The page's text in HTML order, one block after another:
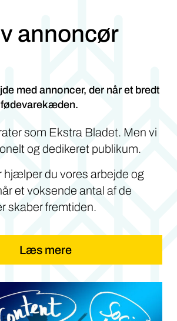
annoncør
med annoncer, der når et bredt
som Ekstra Bladet. Men vi
og dedikeret publikum.
hjælper du vores arbejde og
et voksende antal af de
skaber fremtiden.
Læs mere